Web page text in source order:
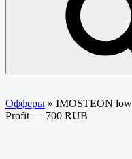
Офферы » IMOSTEON
Profit — 700 RUB